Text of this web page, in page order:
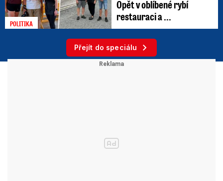
POLITIKA
Opět v oblíbené rybí
restauraci a ...
Přejít do speciálu